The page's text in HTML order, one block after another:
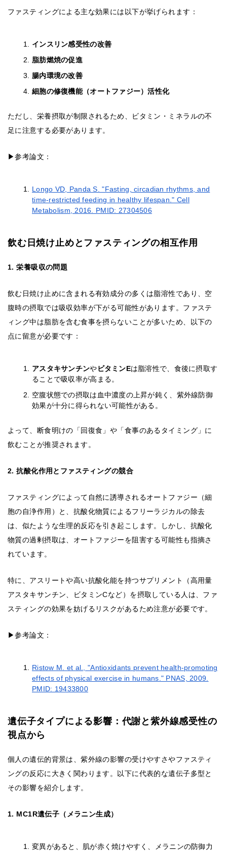
ファスティングによる主な効果には以下が挙げられます：
インスリン感受性の改善
脂肪燃焼の促進
腸内環境の改善
細胞の修復機能（オートファジー）活性化
ただし、栄養摂取が制限されるため、ビタミン・ミネラルの不
足に注意する必要があります。
▶参考論文：
Longo VD, Panda S. "Fasting, circadian rhythms, and
time-restricted feeding in healthy lifespan." Cell
Metabolism, 2016. PMID: 27304506
飲む日焼け止めとファスティングの相互作用
1. 栄養吸収の問題
飲む日焼け止めに含まれる有効成分の多くは脂溶性であり、空
腹時の摂取では吸収効率が下がる可能性があります。ファステ
ィング中は脂肪を含む食事を摂らないことが多いため、以下の
点に留意が必要です：
アスタキサンチンやビタミンEは脂溶性で、食後に摂取す
ることで吸収率が高まる。
空腹状態での摂取は血中濃度の上昇が鈍く、紫外線防御
効果が十分に得られない可能性がある。
よって、断食明けの「回復食」や「食事のあるタイミング」に
飲むことが推奨されます。
2. 抗酸化作用とファスティングの競合
ファスティングによって自然に誘導されるオートファジー（細
胞の自浄作用）と、抗酸化物質によるフリーラジカルの除去
は、似たような生理的反応を引き起こします。しかし、抗酸化
物質の過剰摂取は、オートファジーを阻害する可能性も指摘さ
れています。
特に、アスリートや高い抗酸化能を持つサプリメント（高用量
アスタキサンチン、ビタミンCなど）を摂取している人は、ファ
スティングの効果を妨げるリスクがあるため注意が必要です。
▶参考論文：
Ristow M. et al., "Antioxidants prevent health-promoting
effects of physical exercise in humans." PNAS, 2009.
PMID: 19433800
遺伝子タイプによる影響：代謝と紫外線感受性の
視点から
個人の遺伝的背景は、紫外線の影響の受けやすさやファスティ
ングの反応に大きく関わります。以下に代表的な遺伝子多型と
その影響を紹介します。
1. MC1R遺伝子（メラニン生成）
変異があると、肌が赤く焼けやすく、メラニンの防御力